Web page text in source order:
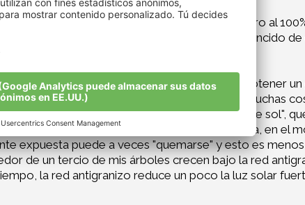
además de las manzanas, yo me centro al
comprar unos 3.000 plantones y estoy convencido
me animó a seguir en el camino elegido. Obtener
es un desafío para mí. Por supuesto, muchas
la manzana puede sufrir una "quemadura de sol",
el antídoto natural contra el hongo de la costra, en el
expuesta puede a veces "quemarse" y esto es
de un tercio de mis árboles crecen bajo la red
la red antigranizo reduce un poco la luz solar